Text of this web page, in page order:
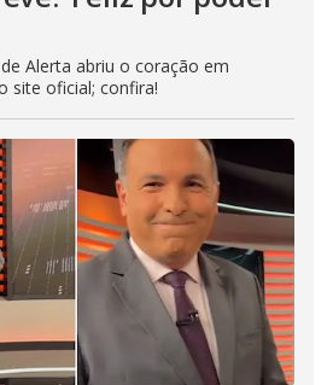
Alerta abriu o coração em
site oficial; confira!